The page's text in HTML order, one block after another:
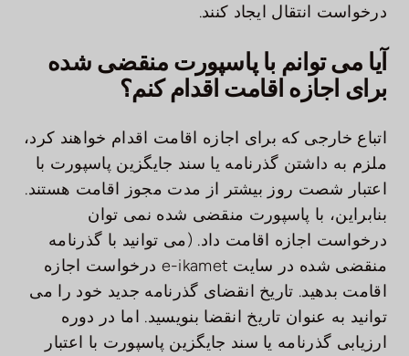
درخواست انتقال ایجاد کنند.
آیا می توانم با پاسپورت منقضی شده
برای اجازه اقامت اقدام کنم؟
اتباع خارجی که برای اجازه اقامت اقدام خواهند کرد،
ملزم به داشتن گذرنامه یا سند جایگزین پاسپورت با
اعتبار شصت روز بیشتر از مدت مجوز اقامت هستند.
بنابراین، با پاسپورت منقضی شده نمی توان
درخواست اجازه اقامت داد. (می توانید با گذرنامه
منقضی شده در سایت e-ikamet درخواست اجازه
اقامت بدهید. تاریخ انقضای گذرنامه جدید خود را می
توانید به عنوان تاریخ انقضا بنویسید. اما در دوره
ارزیابی گذرنامه یا سند جایگزین پاسپورت با اعتبار